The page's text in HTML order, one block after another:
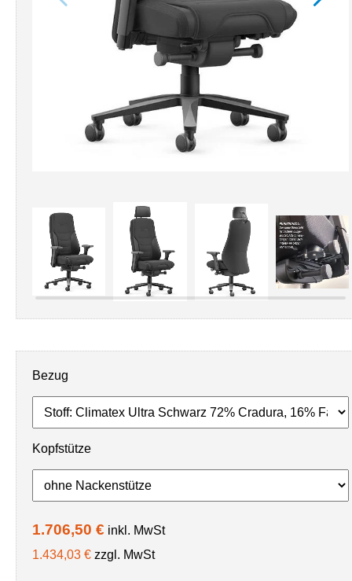
Bezug
Kopfstütze
1.706,50 € inkl. MwSt
1.434,03 € zzgl. MwSt